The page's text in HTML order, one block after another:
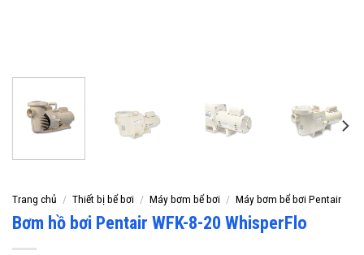
Trang chủ / Thiết bị bể bơi / Máy bơm bể bơi / Máy bơm bể bơi Pentair
Bơm hồ bơi Pentair WFK-8-20 WhisperFlo